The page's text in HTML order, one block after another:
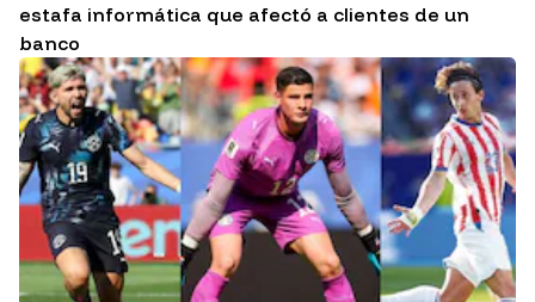
estafa informática que afectó a clientes de un
banco